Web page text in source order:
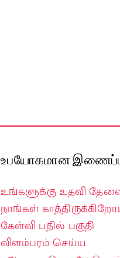
உபயோகமான
உங்களுக்கு உதவி
நாங்கள்
கேள்வி பதில் பகுதி
விளம்பரம் செய்ய